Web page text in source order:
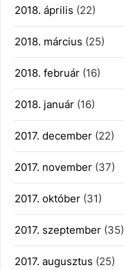
2018. április (22)
2018. március (25)
2018. február (16)
2018. január (16)
2017. december (22)
2017. november (37)
2017. október (31)
2017. szeptember (35)
2017. augusztus (25)